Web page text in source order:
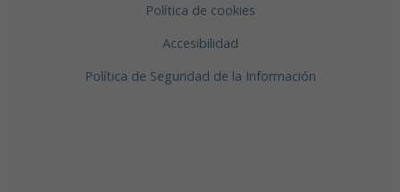
Política de cookies
Accesibilidad
Política de Seguridad de la Información